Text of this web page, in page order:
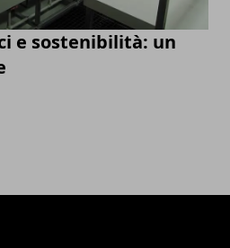
e sostenibilità: un